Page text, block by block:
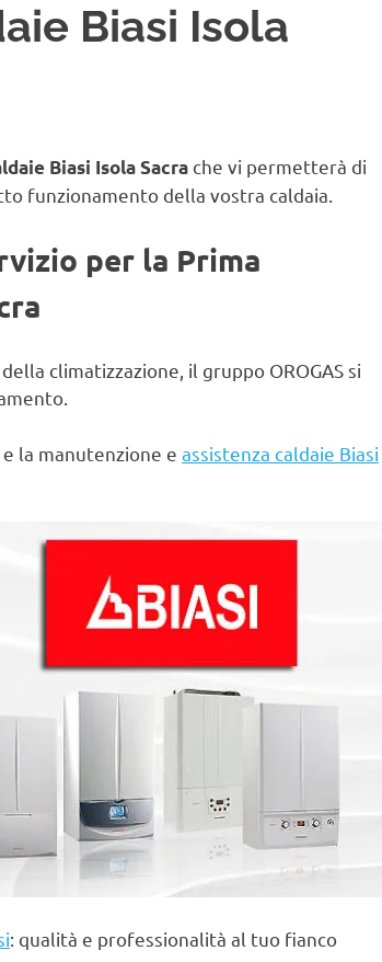
Biasi Isola
Biasi Isola Sacra che vi permetterà di
funzionamento della vostra caldaia.
per la Prima
climatizzazione, il gruppo OROGAS si
la manutenzione e assistenza caldaie Biasi
: qualità e professionalità al tuo fianco